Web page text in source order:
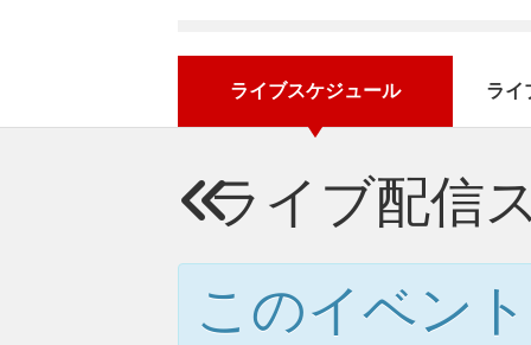
ライブスケジュール ライ
ライブ配信
このイベン